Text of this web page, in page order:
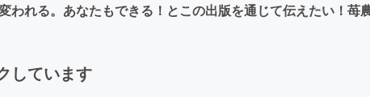
われる。あなたもできる！とこの出版を通じて伝えたい！苺
しています